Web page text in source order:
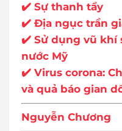
✔️ Sự thanh tẩy
✔️ Địa ngục trần
✔️ Sử dụng vũ khí
nước Mỹ
✔️ Virus corona:
và quả báo gian
Nguyễn Chương